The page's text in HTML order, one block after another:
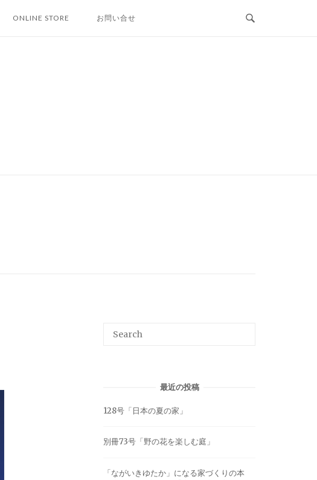
ONLINE STORE お問い合せ
最近の投稿
128号「日本の夏の家」
別冊73号「野の花を楽しむ庭」
「ながいきゆたか」になる家づくりの本